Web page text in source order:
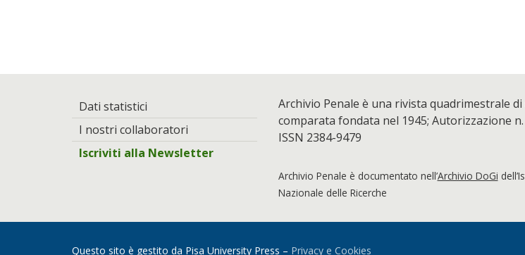
Dati statistici
I nostri collaboratori
Iscriviti alla Newsletter
Archivio Penale è una rivista quadrimestrale
comparata fondata nel 1945; Autorizzazione
ISSN 2384-9479
Archivio Penale è documentato nell’Archivio DoGi
Nazionale delle Ricerche
Questo sito è gestito da Pisa University Press – Privacy e Cookies